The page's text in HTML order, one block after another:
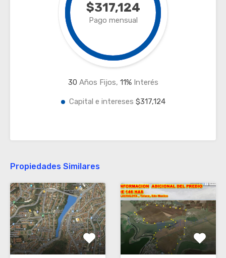
$317,124
Pago mensual
30 Años Fijos, 11%Interés
Capital e intereses $317,124
Propiedades Similares